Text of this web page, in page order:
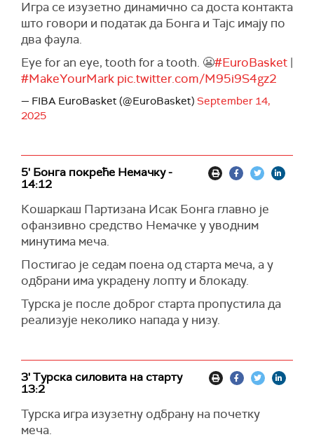
Игра се изузетно динамично са доста контакта
што говори и податак да Бонга и Тајс имају по
два фаула.
Eye for an eye, tooth for a tooth. 😬#EuroBasket |
#MakeYourMark pic.twitter.com/M95i9S4gz2
— FIBA EuroBasket (@EuroBasket) September 14,
2025
5' Бонга покреће Немачку -
14:12
Кошаркаш Партизана Исак Бонга главно је
офанзивно средство Немачке у уводним
минутима меча.
Постигао је седам поена од старта меча, а у
одбрани има украдену лопту и блокаду.
Турска је после доброг старта пропустила да
реализује неколико напада у низу.
3' Турска силовита на старту
13:2
Турска игра изузетну одбрану на почетку
меча.